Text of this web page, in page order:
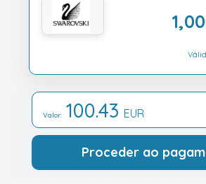
Valor: 100.43 EUR
Proceder ao